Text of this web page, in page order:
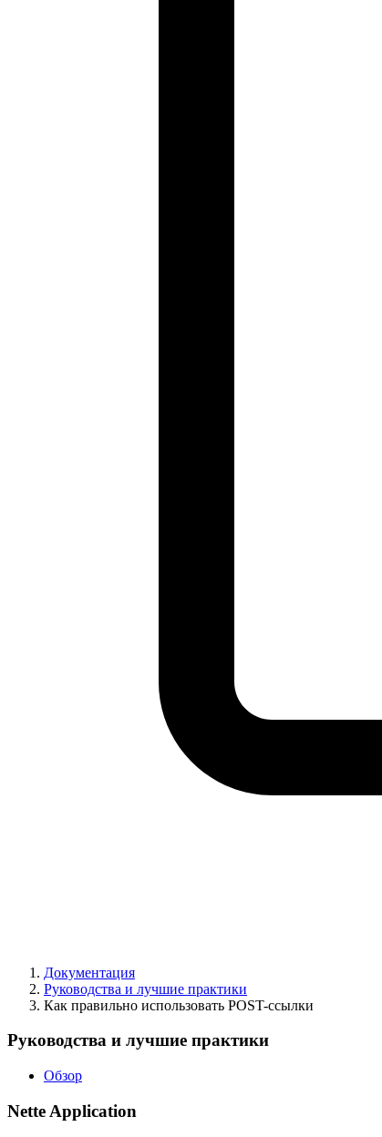
Документация
Руководства и лучшие практики
Как правильно использовать POST-ссылки
Руководства и лучшие практики
Обзор
Nette Application